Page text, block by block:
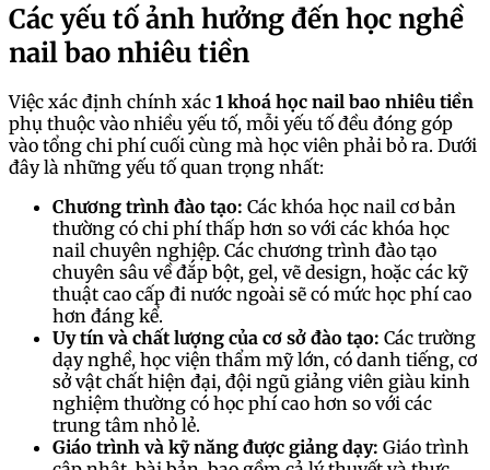
Các yếu tố ảnh hưởng đến học nghề
nail bao nhiêu tiền
Việc xác định chính xác 1 khoá học nail bao nhiêu tiền
phụ thuộc vào nhiều yếu tố, mỗi yếu tố đều đóng góp
vào tổng chi phí cuối cùng mà học viên phải bỏ ra. Dưới
đây là những yếu tố quan trọng nhất:
Chương trình đào tạo: Các khóa học nail cơ bản
thường có chi phí thấp hơn so với các khóa học
nail chuyên nghiệp. Các chương trình đào tạo
chuyên sâu về đắp bột, gel, vẽ design, hoặc các kỹ
thuật cao cấp đi nước ngoài sẽ có mức học phí cao
hơn đáng kể.
Uy tín và chất lượng của cơ sở đào tạo: Các trường
dạy nghề, học viện thẩm mỹ lớn, có danh tiếng, cơ
sở vật chất hiện đại, đội ngũ giảng viên giàu kinh
nghiệm thường có học phí cao hơn so với các
trung tâm nhỏ lẻ.
Giáo trình và kỹ năng được giảng dạy: Giáo trình